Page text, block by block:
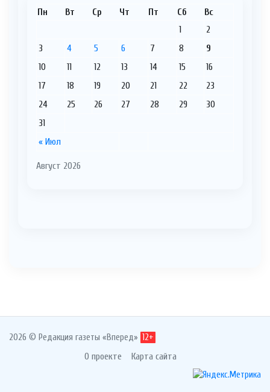
Август 2026
Пн Вт Ср Чт Пт Сб Вс
« Июл
1
2
3
4 5 6 7 8
9
10
11 12 13 14 15
16
17
18 19 20 21 22
23
24
25 26 27 28 29
30
31
2026 © Редакция газеты «Вперед» 12+
О проекте Карта сайта